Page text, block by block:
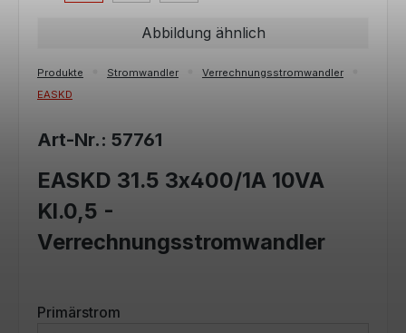
Abbildung ähnlich
Produkte Stromwandler
Verrechnungsstromwandler
EASKD
Art-Nr.: 57761
EASKD 31.5 3x400/1A 10VA
Kl.0,5 -
Verrechnungsstromwandler
Primärstrom